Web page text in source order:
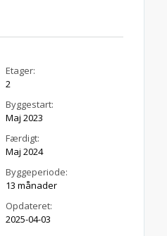
Etager:
2
Byggestart:
Maj 2023
Færdigt:
Maj 2024
Byggeperiode:
13 månader
Opdateret:
2025-04-03